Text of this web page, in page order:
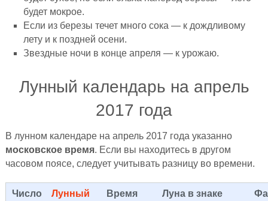
будет мокрое.
Если из березы течет много сока — к дождливому
лету и к поздней осени.
Звездные ночи в конце апреля — к урожаю.
Лунный календарь на апрель
2017 года
В лунном календаре на апрель 2017 года указанно
московское время. Если вы находитесь в другом
часовом поясе, следует учитывать разницу во времени.
Число
Лунный
Время
Луна в знаке